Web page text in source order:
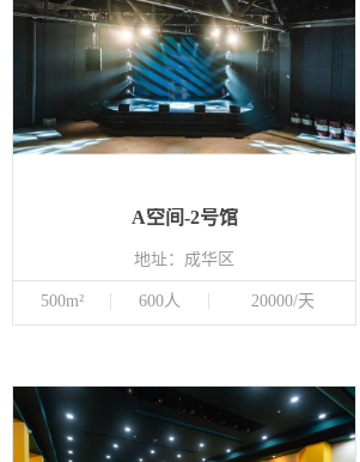
A空间-2号馆
地址：成华区
500m² 600人 20000/天